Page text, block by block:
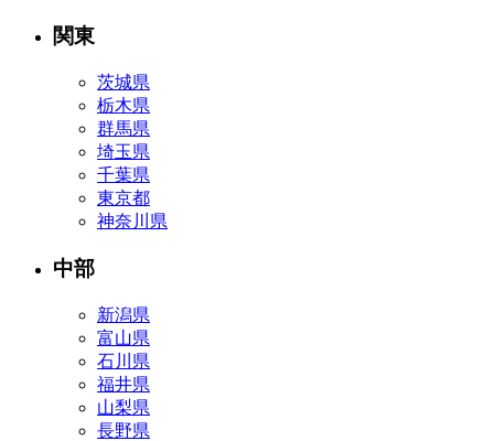
関東
茨城県
栃木県
群馬県
埼玉県
千葉県
東京都
神奈川県
中部
新潟県
富山県
石川県
福井県
山梨県
長野県